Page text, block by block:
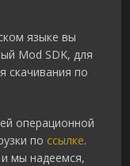
языке вы
Mod SDK, для
скачивания по
операционной
по ссылке.
мы надеемся,